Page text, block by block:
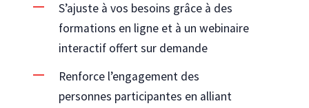
S’ajuste à vos besoins grâce à des
formations en ligne et à un webinaire
interactif offert sur demande
Renforce l’engagement des
personnes participantes en alliant